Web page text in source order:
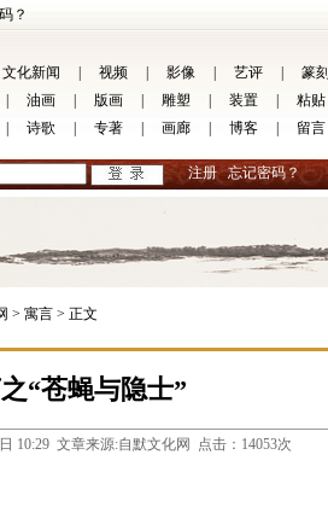
？
文化新闻 视频 影像 艺评 篆刻
油画 版画 雕塑 装置 粘贴
诗歌 专著 画廊 博客 留言
注册 忘记密码？
> 寓言 > 正文
“苍蝇与隐士”
10:29 文章来源:自默文化网 点击：14053次